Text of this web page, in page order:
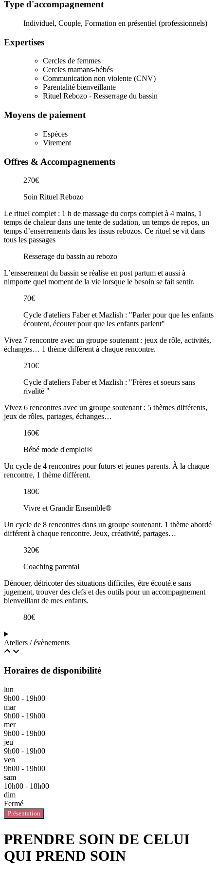
Type d'accompagnement
Individuel, Couple, Formation en présentiel (professionnels)
Expertises
Cercles de femmes
Cercles mamans-bébés
Communication non violente (CNV)
Parentalité bienveillante
Rituel Rebozo - Resserrage du bassin
Moyens de paiement
Espèces
Virement
Offres & Accompagnements
270€
Soin Rituel Rebozo
Le rituel complet : 1 h de massage du corps complet à 4 mains, 1
temps de chaleur dans une tente de sudation, un temps de repos, un
temps d’enserrements dans les tissus rebozos. Ce rituel se vit dans
tous les passages
Resserage du bassin au rebozo
L’ensserement du bassin se réalise en post partum et aussi à
nimporte quel moment de la vie lorsque le besoin se fait sentir.
70€
Cycle d'ateliers Faber et Mazlish : "Parler pour que les enfants
écoutent, écouter pour que les enfants parlent"
Vivez 7 rencontre avec un groupe soutenant : jeux de rôle, activités,
échanges… 1 thème différent à chaque rencontre.
210€
Cycle d'ateliers Faber et Mazlish : "Frères et soeurs sans
rivalité "
Vivez 6 rencontres avec un groupe soutenant : 5 thèmes différents,
jeux de rôles, partages, échanges…
160€
Bébé mode d'emploi®
Un cycle de 4 rencontres pour futurs et jeunes parents. À la chaque
rencontre, 1 thème différent.
180€
Vivre et Grandir Ensemble®
Un cycle de 8 rencontres dans un groupe soutenant. 1 thème abordé
différent à chaque rencontre. Jeux, créativité, partages…
320€
Coaching parental
Dénouer, détricoter des situations difficiles, être écouté.e sans
jugement, trouver des clefs et des outils pour un accompagnement
bienveillant de mes enfants.
80€
Ateliers / évènements
Horaires de disponibilité
lun
9h00 - 19h00
mar
9h00 - 19h00
mer
9h00 - 19h00
jeu
9h00 - 19h00
ven
9h00 - 19h00
sam
10h00 - 18h00
dim
Fermé
Présentation
PRENDRE SOIN DE CELUI
QUI PREND SOIN